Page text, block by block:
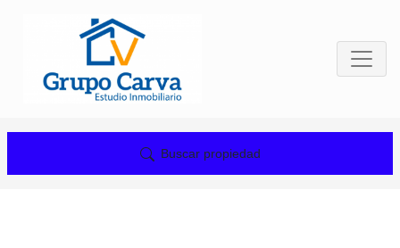
Buscar propiedad